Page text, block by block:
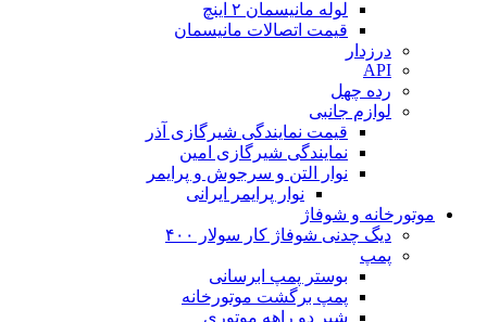
لوله مانیسمان ۲ اینچ
قیمت اتصالات مانیسمان
درزدار
API
رده چهل
لوازم جانبی
قیمت نمایندگی شیرگازی آذر
نمایندگی شیرگازی امین
نوار التن و سرجوش و پرایمر
نوار پرایمر ایرانی
موتورخانه و شوفاژ
دیگ چدنی شوفاژ کار سولار ۴۰۰
پمپ
بوستر پمپ ابرسانی
پمپ برگشت موتورخانه
شیر دو راهه موتوری